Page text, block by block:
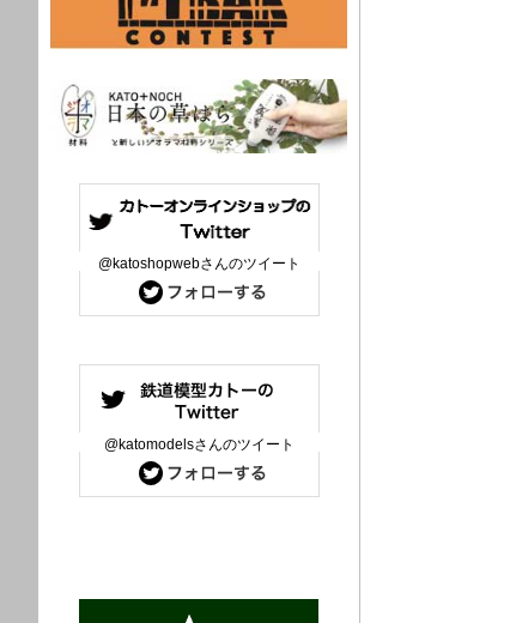
@katoshopwebさんのツイート
@katomodelsさんのツイート